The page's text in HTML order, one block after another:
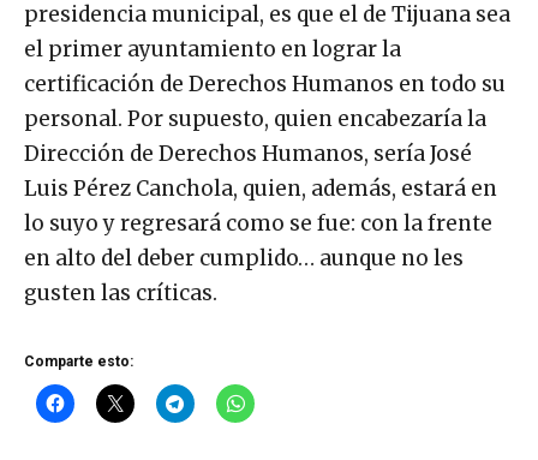
presidencia municipal, es que el de Tijuana sea
el primer ayuntamiento en lograr la
certificación de Derechos Humanos en todo su
personal. Por supuesto, quien encabezaría la
Dirección de Derechos Humanos, sería José
Luis Pérez Canchola, quien, además, estará en
lo suyo y regresará como se fue: con la frente
en alto del deber cumplido… aunque no les
gusten las críticas.
Comparte esto: